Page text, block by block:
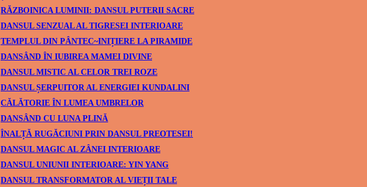
RĂZBOINICA LUMINII: DANSUL PUTERII SACRE
DANSUL SENZUAL AL TIGRESEI INTERIOARE
TEMPLUL DIN PÂNTEC~INIȚIERE LA PIRAMIDE
DANSÂND ÎN IUBIREA MAMEI DIVINE
DANSUL MISTIC AL CELOR TREI ROZE
DANSUL ȘERPUITOR AL ENERGIEI KUNDALINI
CĂLĂTORIE ÎN LUMEA UMBRELOR
DANSÂND CU LUNA PLINĂ
ÎNALȚĂ RUGĂCIUNI PRIN DANSUL PREOTESEI!
DANSUL MAGIC AL ZÂNEI INTERIOARE
DANSUL UNIUNII INTERIOARE: YIN YANG
DANSUL TRANSFORMATOR AL VIEȚII TALE